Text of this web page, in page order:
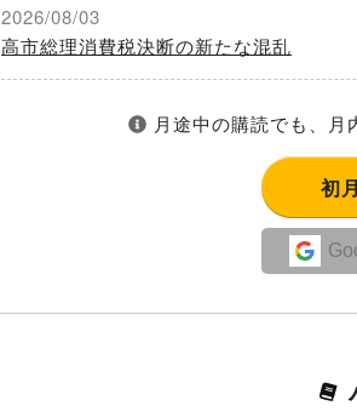
2026/08/03
高市総理消費税決断の新たな混乱
月途中の購読でも、月
初